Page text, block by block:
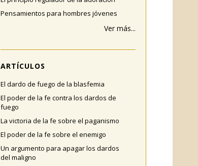
Pensamientos para hombres jóvenes
Ver más...
ARTÍCULOS
El dardo de fuego de la blasfemia
El poder de la fe contra los dardos de
fuego
La victoria de la fe sobre el paganismo
El poder de la fe sobre el enemigo
Un argumento para apagar los dardos
del maligno